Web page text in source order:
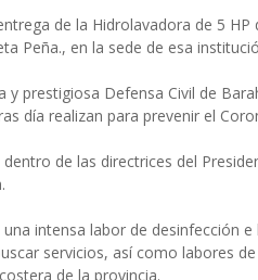
de la Hidrolavadora de 5
Peña., en la sede de esa
prestigiosa Defensa Civil de
día realizan para prevenir el
de las directrices del
intensa labor de desinfección
servicios, así como labores
de la provincia.